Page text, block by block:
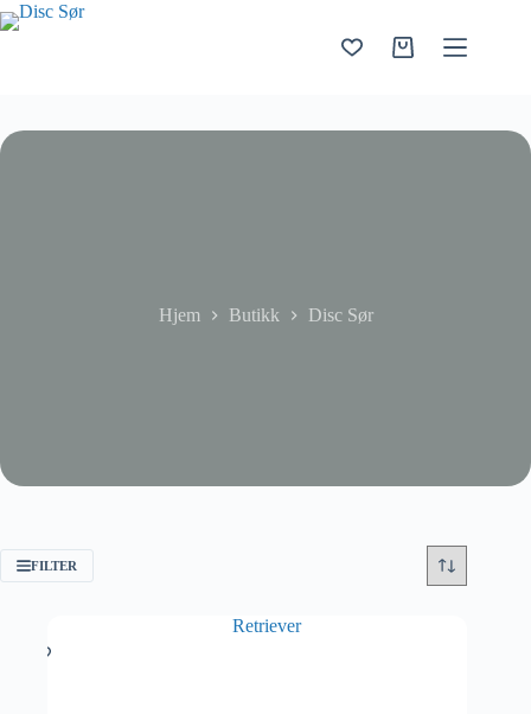
Hopp
til
Handlekurv
Disc Sør
Hjem Butikk Disc Sør
FILTER